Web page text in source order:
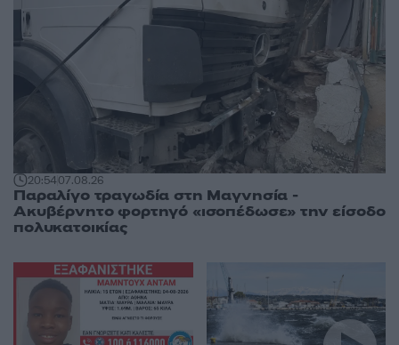
20:5407.08.26
Παραλίγο τραγωδία στη Μαγνησία -
Ακυβέρνητο φορτηγό «ισοπέδωσε» την είσοδο
πολυκατοικίας